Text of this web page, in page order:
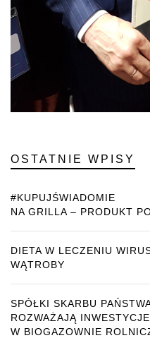
OSTATNIE WPISY
#KUPUJŚWIADOMIE
NA GRILLA – PRODUKT
DIETA W LECZENIU
WĄTROBY
SPÓŁKI SKARBU
ROZWAŻAJĄ INWESTYCJE
W BIOGAZOWNIE